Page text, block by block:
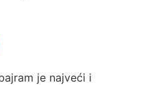
je najveći i